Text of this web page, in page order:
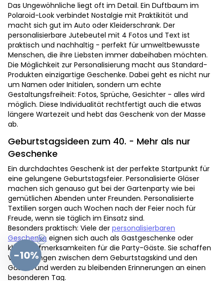
Das Ungewöhnliche liegt oft im Detail. Ein Duftbaum im
Polaroid-Look verbindet Nostalgie mit Praktikität und
macht sich gut im Auto oder Kleiderschrank. Der
personalisierbare Jutebeutel mit 4 Fotos und Text ist
praktisch und nachhaltig - perfekt für umweltbewusste
Menschen, die ihre Liebsten immer dabeihaben möchten.
Die Möglichkeit zur Personalisierung macht aus Standard-
Produkten einzigartige Geschenke. Dabei geht es nicht nur
um Namen oder Initialen, sondern um echte
Gestaltungsfreiheit: Fotos, Sprüche, Gesichter - alles wird
möglich. Diese Individualität rechtfertigt auch die etwas
längere Wartezeit und hebt das Geschenk von der Masse
ab.
Geburtstagsideen zum 40. - Mehr als nur
Geschenke
Ein durchdachtes Geschenk ist der perfekte Startpunkt für
eine gelungene Geburtstagsfeier. Personalisierte Gläser
machen sich genauso gut bei der Gartenparty wie bei
gemütlichen Abenden unter Freunden. Personalisierte
Textilien sorgen auch Wochen nach der Feier noch für
Freude, wenn sie täglich im Einsatz sind.
Besonders praktisch: Viele der personalisierbaren
Geschenke eignen sich auch als Gastgeschenke oder
kleine Aufmerksamkeiten für die Party-Gäste. Sie schaffen
Verbindungen zwischen dem Geburtstagskind und den
Gästen und werden zu bleibenden Erinnerungen an einen
besonderen Tag.
-10%